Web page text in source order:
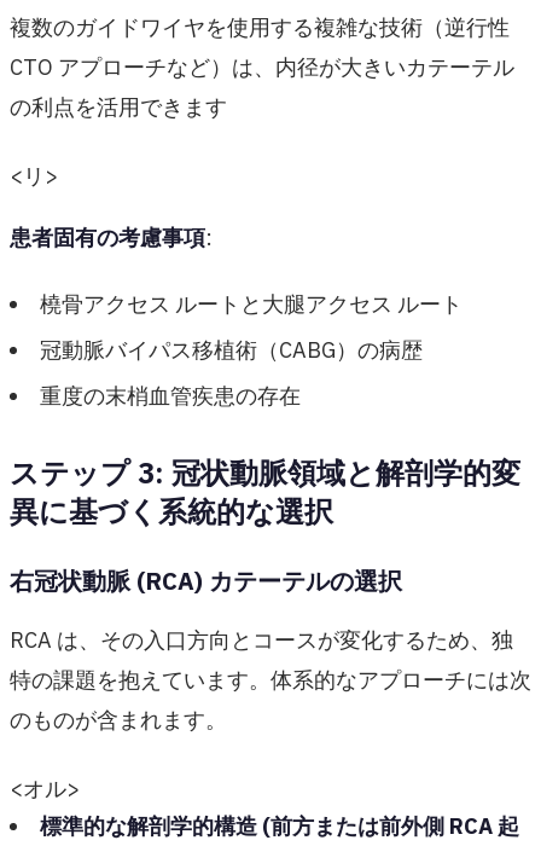
複数のガイドワイヤを使用する複雑な技術（逆行性
CTO アプローチなど）は、内径が大きいカテーテル
の利点を活用できます
<リ>
患者固有の考慮事項:
橈骨アクセス ルートと大腿アクセス ルート
冠動脈バイパス移植術（CABG）の病歴
重度の末梢血管疾患の存在
ステップ 3: 冠状動脈領域と解剖学的変
異に基づく系統的な選択
右冠状動脈 (RCA) カテーテルの選択
RCA は、その入口方向とコースが変化するため、独
特の課題を抱えています。体系的なアプローチには次
のものが含まれます。
<オル>
標準的な解剖学的構造 (前方または前外側 RCA 起